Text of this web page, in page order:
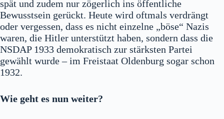
spät und zudem nur zögerlich ins öffentliche
Bewusstsein gerückt. Heute wird oftmals verdrängt
oder vergessen, dass es nicht einzelne „böse“ Nazis
waren, die Hitler unterstützt haben, sondern dass die
NSDAP 1933 demokratisch zur stärksten Partei
gewählt wurde – im Freistaat Oldenburg sogar schon
1932.
Wie geht es nun weiter?